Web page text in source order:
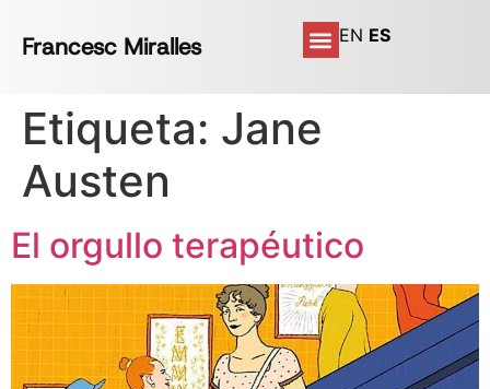
Francesc Miralles EN ES
Etiqueta: Jane
Austen
El orgullo terapéutico